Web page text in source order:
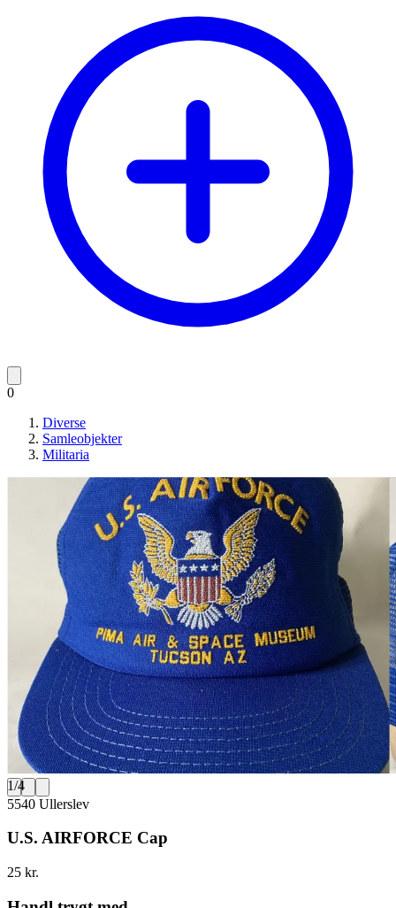
0
Diverse
Samleobjekter
Militaria
1/4
5540 Ullerslev
U.S. AIRFORCE Cap
25 kr.